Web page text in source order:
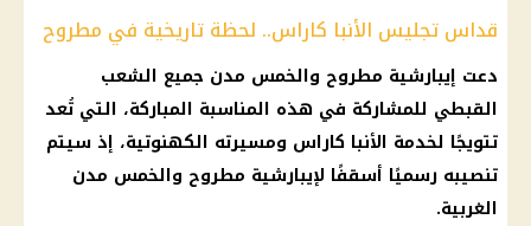
قداس تجليس الأنبا كاراس.. لحظة تاريخية في مطروح
دعت إيبارشية مطروح والخمس مدن جميع الشعب
القبطي للمشاركة في هذه المناسبة المباركة، التي تُعد
تتويجًا لخدمة الأنبا كاراس ومسيرته الكهنوتية، إذ سيتم
تنصيبه رسميًا أسقفًا لإيبارشية مطروح والخمس مدن
الغربية.